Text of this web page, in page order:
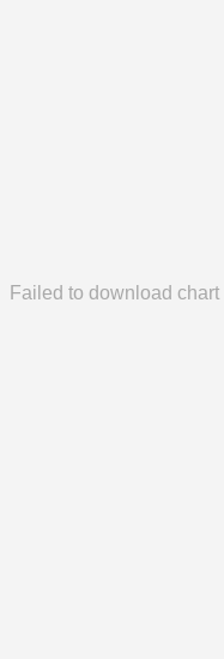
Failed to download chart